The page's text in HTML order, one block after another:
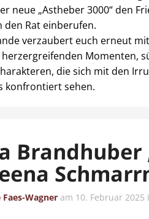
neue „Astheber 3000“ den
den Rat einberufen.
verzaubert euch erneut
Momenten,
die sich mit den
konfrontiert sehen.
Brandhuber
Faes-Wagner am 10. Februar 2025